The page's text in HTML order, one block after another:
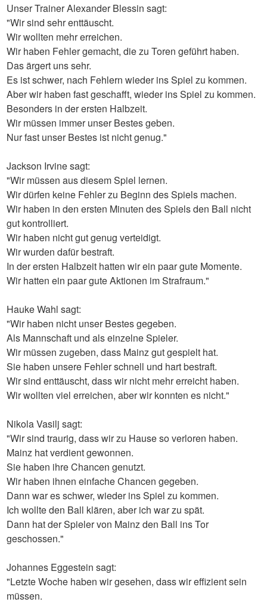
Unser Trainer Alexander Blessin sagt:
"Wir sind sehr enttäuscht.
Wir wollten mehr erreichen.
Wir haben Fehler gemacht, die zu Toren geführt haben.
Das ärgert uns sehr.
Es ist schwer, nach Fehlern wieder ins Spiel zu kommen.
Aber wir haben fast geschafft, wieder ins Spiel zu kommen.
Besonders in der ersten Halbzeit.
Wir müssen immer unser Bestes geben.
Nur fast unser Bestes ist nicht genug."
Jackson Irvine sagt:
"Wir müssen aus diesem Spiel lernen.
Wir dürfen keine Fehler zu Beginn des Spiels machen.
Wir haben in den ersten Minuten des Spiels den Ball nicht
gut kontrolliert.
Wir haben nicht gut genug verteidigt.
Wir wurden dafür bestraft.
In der ersten Halbzeit hatten wir ein paar gute Momente.
Wir hatten ein paar gute Aktionen im Strafraum."
Hauke Wahl sagt:
"Wir haben nicht unser Bestes gegeben.
Als Mannschaft und als einzelne Spieler.
Wir müssen zugeben, dass Mainz gut gespielt hat.
Sie haben unsere Fehler schnell und hart bestraft.
Wir sind enttäuscht, dass wir nicht mehr erreicht haben.
Wir wollten viel erreichen, aber wir konnten es nicht."
Nikola Vasilj sagt:
"Wir sind traurig, dass wir zu Hause so verloren haben.
Mainz hat verdient gewonnen.
Sie haben ihre Chancen genutzt.
Wir haben ihnen einfache Chancen gegeben.
Dann war es schwer, wieder ins Spiel zu kommen.
Ich wollte den Ball klären, aber ich war zu spät.
Dann hat der Spieler von Mainz den Ball ins Tor
geschossen."
Johannes Eggestein sagt:
"Letzte Woche haben wir gesehen, dass wir effizient sein
müssen.